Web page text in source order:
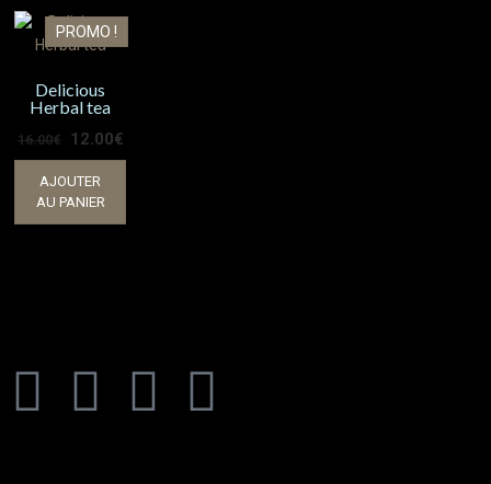
PROMO !
Delicious
Herbal tea
16.00€ 12.00€
AJOUTER
AU PANIER